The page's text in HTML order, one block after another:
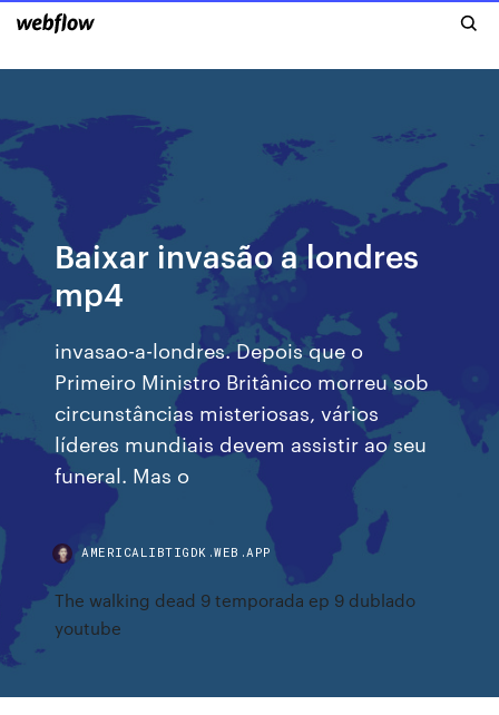
Baixar invasão a londres
mp4
invasao-a-londres. Depois que o
Primeiro Ministro Britânico morreu sob
circunstâncias misteriosas, vários
líderes mundiais devem assistir ao seu
funeral. Mas o
AMERICALIBTIGDK.WEB.APP
The walking dead 9 temporada ep 9 dublado
youtube